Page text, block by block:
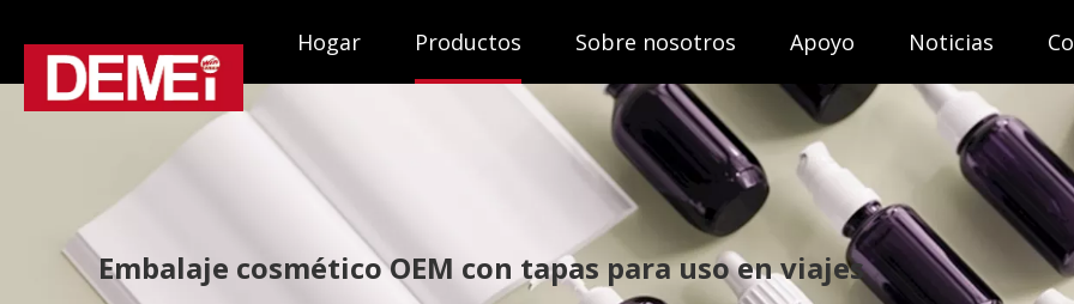
Hogar Productos Sobre nosotros Apoyo Noticias
Embalaje cosmético OEM con tapas para uso en viajes